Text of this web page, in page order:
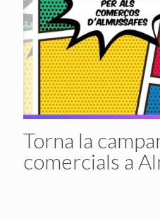
Torna la
comercials a